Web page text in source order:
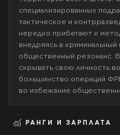
специализированных
тактическое и
нередко прибегают к
внедряясь в
общественный резонанс.
скрывать свою личность
большинство операций
во избежание
РАНГИ И ЗАРПЛАТА